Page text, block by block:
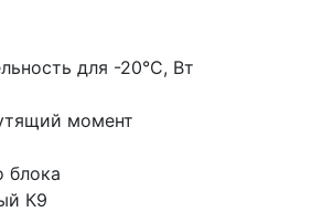
для -20°С, Вт
момент
блока
К9